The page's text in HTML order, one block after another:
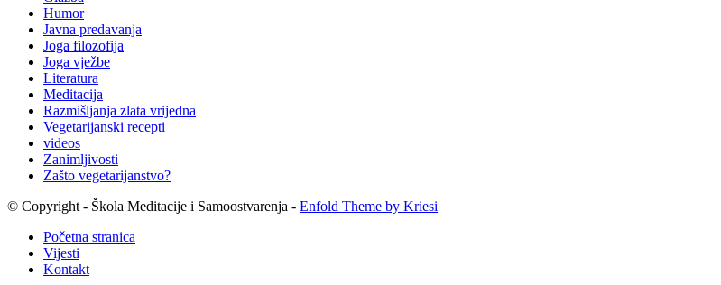
Humor
Javna predavanja
Joga filozofija
Joga vježbe
Literatura
Meditacija
Razmišljanja zlata vrijedna
Vegetarijanski recepti
videos
Zanimljivosti
Zašto vegetarijanstvo?
© Copyright - Škola Meditacije i Samoostvarenja - Enfold Theme by Kriesi
Početna stranica
Vijesti
Kontakt